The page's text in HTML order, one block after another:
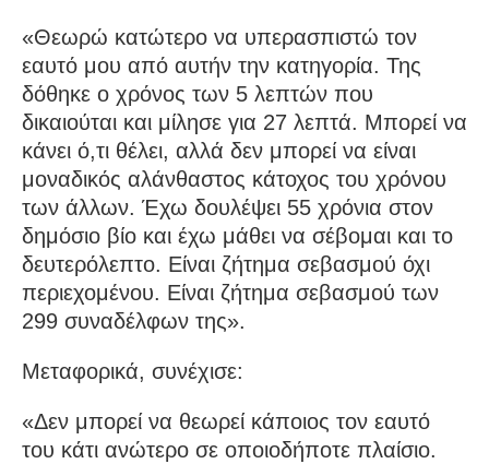
«Θεωρώ κατώτερο να υπερασπιστώ τον
εαυτό μου από αυτήν την κατηγορία. Της
δόθηκε ο χρόνος των 5 λεπτών που
δικαιούται και μίλησε για 27 λεπτά. Μπορεί να
κάνει ό,τι θέλει, αλλά δεν μπορεί να είναι
μοναδικός αλάνθαστος κάτοχος του χρόνου
των άλλων. Έχω δουλέψει 55 χρόνια στον
δημόσιο βίο και έχω μάθει να σέβομαι και το
δευτερόλεπτο. Είναι ζήτημα σεβασμού όχι
περιεχομένου. Είναι ζήτημα σεβασμού των
299 συναδέλφων της».
Μεταφορικά, συνέχισε:
«Δεν μπορεί να θεωρεί κάποιος τον εαυτό
του κάτι ανώτερο σε οποιοδήποτε πλαίσιο.